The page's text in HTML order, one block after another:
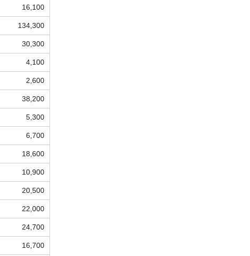
16,100
134,300
30,300
4,100
2,600
38,200
5,300
6,700
18,600
10,900
20,500
22,000
24,700
16,700